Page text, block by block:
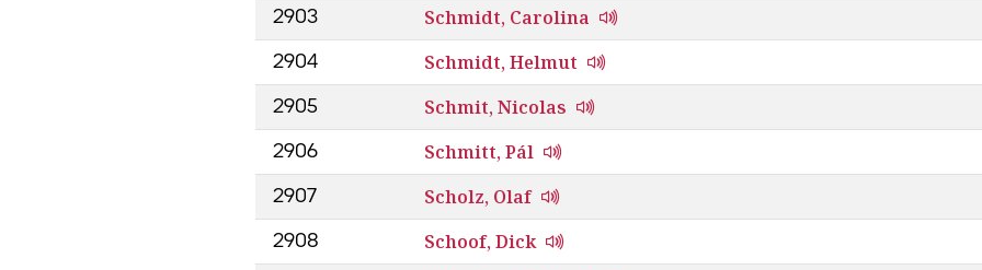
2903 Schmidt, Carolina
2904 Schmidt, Helmut
2905 Schmit, Nicolas
2906 Schmitt, Pál
2907 Scholz, Olaf
2908 Schoof, Dick